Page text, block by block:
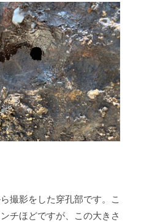
撮影をした穿孔部です。こ
チほどですが、この大きさ